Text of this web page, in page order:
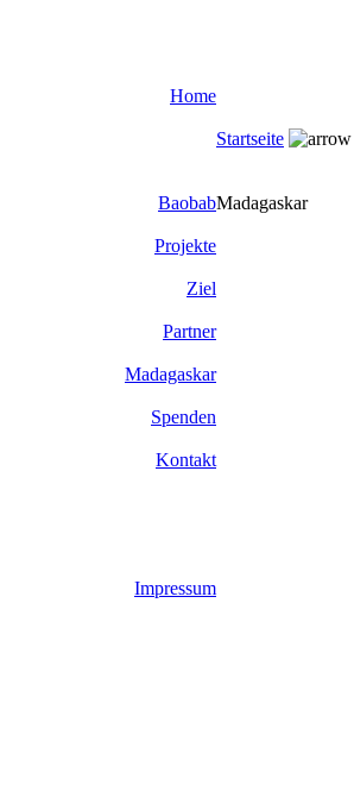
Home
Baobab
Projekte
Ziel
Partner
Madagaskar
Spenden
Kontakt
Impressum
Startseite
Madagaskar